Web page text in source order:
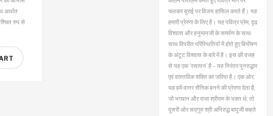
अर्थात
रुप से
चलकर बुराई पर विजय हासिल करते हैं। यह
हमारी प्रेरणा के लिए है। यह पवित्र प्रेम, दृढ
विश्वास और हनुमानजी के समर्पण के साथ
साथ विपरीत परिस्थितियों में होते हुए बिभीषण
के अटूट विश्वास के बारे में है। इस की वजह
से यह एक ‘रसायन’ है – यह निरंतर पुनरुद्धार
एवं वास्तविक शक्ति का जरिया है। एक ओर,
यह हमें वानर सैनिक बनने की प्रेरणा देता है,
जो भगवान और राजा श्रीराम के भक्त थे, तो
दूसरी ओर सद्गुरु श्री अनिरुद्ध बापूजी कहते